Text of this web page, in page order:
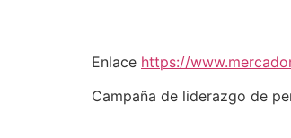
Enlace https://
Campaña de liderazgo de